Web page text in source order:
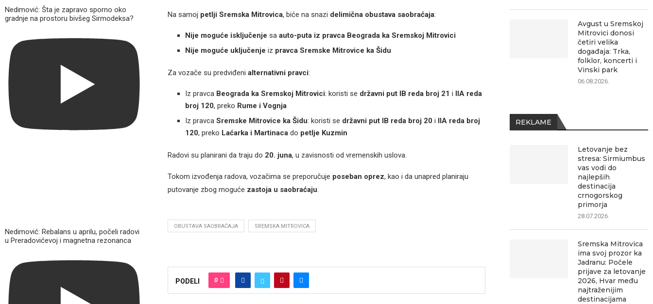
Na samoj petlji Sremska Mitrovica, biće na snazi delimična obustava saobraćaja:
Nije moguće isključenje sa auto-puta iz pravca Beograda ka Sremskoj Mitrovici
Nije moguće uključenje iz pravca Sremske Mitrovice ka Šidu
Za vozače su predviđeni alternativni pravci:
Iz pravca Beograda ka Sremskoj Mitrovici: koristi se državni put IB reda broj 21 i IIA reda
broj 120, preko Rume i Vognja
Iz pravca Sremske Mitrovice ka Šidu: koristi se državni put IB reda broj 20 i IIA reda broj
120, preko Laćarka i Martinacado petlje Kuzmin
Radovi su planirani da traju do 20. juna, u zavisnosti od vremenskih uslova.
Tokom izvođenja radova, vozačima se preporučuje poseban oprez, kao i da unapred planiraju
putovanje zbog moguće zastoja u saobraćaju.
OBUSTAVA SAOBRAĆAJA SREMSKA MITROVICA
PODELI 0
Avgust u Sremskoj
Mitrovici donosi
četiri velika
događaja: Trka,
folklor, koncerti i
Vinski park
06.08.2026.
REKLAME
Letovanje bez
stresa: Sirmiumbus
vas vodi do
najlepših
destinacija
crnogorskog
primorja
28.07.2026.
Sremska Mitrovica
ima svoj prozor ka
Jadranu: Počele
prijave za letovanje
2026, Hvar među
najtraženijim
destinacijama
Nedimović: Šta je zapravo sporno oko
gradnje na prostoru bivšeg Sirmodeksa?
Nedimović: Rebalans u aprilu, počeli radovi
u Preradovićevoj i magnetna rezonanca